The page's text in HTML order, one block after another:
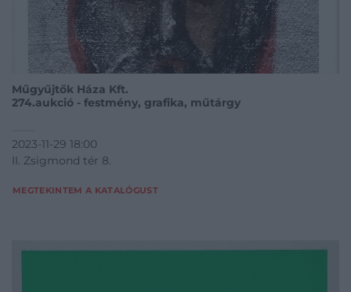
Műgyűjtők Háza Kft.
274.aukció - festmény, grafika, műtárgy
2023-11-29 18:00
II. Zsigmond tér 8.
MEGTEKINTEM A KATALÓGUST